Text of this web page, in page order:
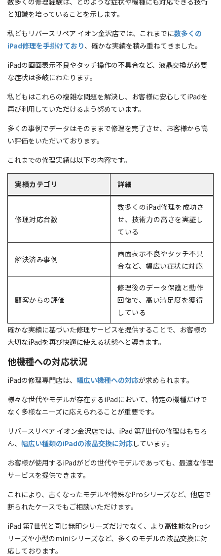
と知識を培っていることを示します。
私どもリバースリペア イオン金沢店では、これまでに数多くの
iPad修理を手掛けており、確かな実績を積み重ねてきました。
iPadの画面表示不良やタッチ操作の不具合など、液晶交換が必要
な症状は多岐にわたります。
私どもはこれらの複雑な問題を解決し、お客様に安心してiPadを
再び利用していただけるよう努めています。
多くの事例でデータはそのままで修理を完了させ、お客様から高
い評価をいただいております。
これまでの修理実績は以下の内容です。
実績カテゴリ 詳細
修理対応台数
数多くのiPad修理を成功さ
せ、技術力の高さを実証し
ている
解決済み事例
画面表示不良やタッチ不具
合など、幅広い症状に対応
顧客からの評価
修理後のデータ保護と動作
回復で、高い満足度を獲得
している
確かな実績に基づいた修理サービスを提供することで、お客様の
大切なiPadを再び快適に使える状態へと導きます。
他機種への対応状況
iPadの修理専門店は、 幅広い機種への対応が求められます。
様々な世代やモデルが存在するiPadにおいて、特定の機種だけで
なく多様なニーズに応えられることが重要です。
リバースリペア イオン金沢店では、iPad 第7世代の修理はもちろ
ん、 幅広い種類のiPadの液晶交換に対応しています。
お客様が使用するiPadがどの世代やモデルであっても、最適な修理
サービスを提供できます。
これにより、古くなったモデルや特殊なProシリーズなど、他店で
断られたケースでもご相談いただけます。
iPad 第7世代と同じ無印シリーズだけでなく、より高性能なProシ
リーズや小型のminiシリーズなど、多くのモデルの液晶交換に対
応しております。